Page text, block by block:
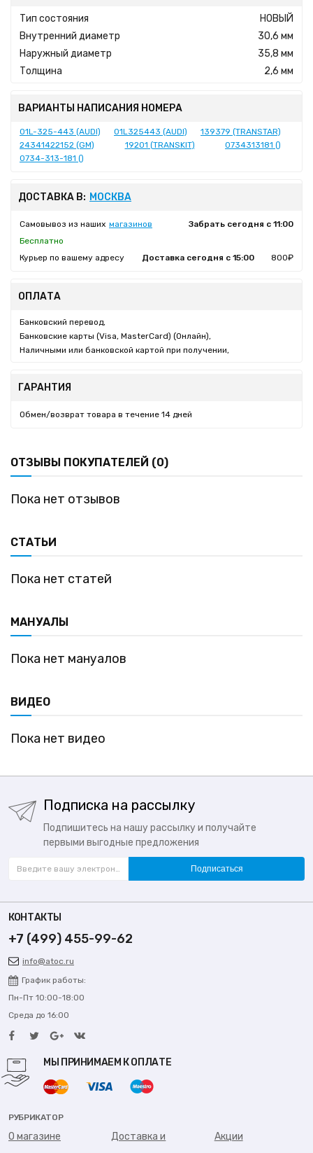
Тип состояния
НОВЫЙ
Внутренний диаметр
30,6 мм
Наружный диаметр
35,8 мм
Толщина
2,6 мм
ВАРИАНТЫ НАПИСАНИЯ НОМЕРА
01L-325-443 (AUDI) 01L325443 (AUDI)
139379 (TRANSTAR)
24341422152 (GM)
19201 (TRANSKIT)
0734313181 ()
0734-313-181 ()
ДОСТАВКА В: МОСКВА
Самовывоз из наших магазинов
Забрать сегодня с 11:00
Бесплатно
Курьер по вашему адресу
Доставка сегодня с 15:00 800₽
ОПЛАТА
Банковский перевод,
Банковские карты (Visa, MasterCard) (Онлайн),
Наличными или банковской картой при получении,
ГАРАНТИЯ
Обмен/возврат товара в течение 14 дней
ОТЗЫВЫ ПОКУПАТЕЛЕЙ (0)
Пока нет отзывов
СТАТЬИ
Пока нет статей
МАНУАЛЫ
Пока нет мануалов
ВИДЕО
Пока нет видео
Подписка на рассылку
Подпишитесь на нашу рассылку и получайте
первыми выгодные предложения
Подписаться
КОНТАКТЫ
+7 (499) 455-99-62
info@atoc.ru
График работы:
Пн-Пт 10:00-18:00
Среда до 16:00
МЫ ПРИНИМАЕМ К ОПЛАТЕ
РУБРИКАТОР
О магазине
Доставка и
Акции